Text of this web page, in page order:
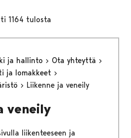
1164 tulosta
ja hallinto
Ota yhteyttä
ja lomakkeet
Liikenne ja veneily
veneily
liikenteeseen ja